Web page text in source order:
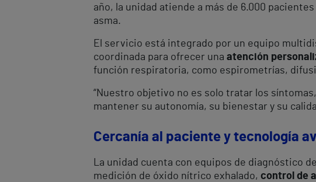
año, la unidad atiende a más de 6.000
asma.
El servicio está integrado por un equipo
coordinada para ofrecer una atención
función respiratoria, como espirometrías,
“Nuestro objetivo no es solo tratar los
mantener su autonomía, su bienestar y su
Cercanía al paciente y tecnología
La unidad cuenta con equipos de diagnóstico
medición de óxido nítrico exhalado, control de